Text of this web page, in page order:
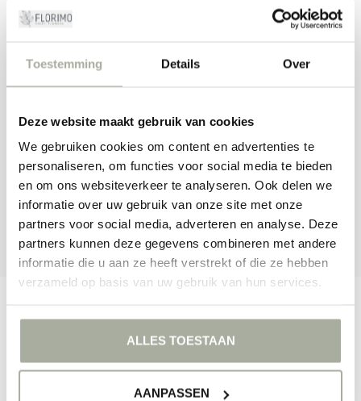
Toestemming Details Over
Deze website maakt gebruik van cookies
We gebruiken cookies om content en advertenties te
personaliseren, om functies voor social media te bieden
en om ons websiteverkeer te analyseren. Ook delen we
informatie over uw gebruik van onze site met onze
partners voor social media, adverteren en analyse. Deze
partners kunnen deze gegevens combineren met andere
informatie die u aan ze heeft verstrekt of die ze hebben
verzameld op basis van uw gebruik van hun services.
ALLES TOESTAAN
AANPASSEN
ZUSATZINFORMATION
besuchen Sie unsere Kundenservice-Seite. Hier finden Sie unsere
verschiedene Möglichkeiten, mit uns in Kontakt zu treten.
KUNDENDIENST
UNSERE GESCHÄFTE ANSEHEN
FLORIMO.NL